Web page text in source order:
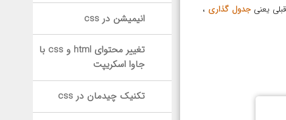
یعنی جدول گذاری ،
انیمیشن در css
تغییر محتوای html و css با
جاوا اسکریپت
تکنیک چیدمان در css